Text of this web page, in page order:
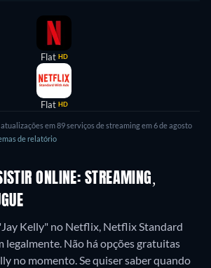
Flat HD
Flat HD
em 89 serviços de streaming em 6 de agosto
de relatório
ONLINE: STREAMING,
Kelly" no Netflix, Netflix Standard
legalmente. Não há opções gratuitas
no momento. Se quiser saber quando